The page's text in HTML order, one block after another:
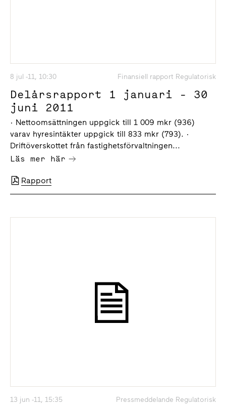
8 jul -11, 10:30 Finansiell rapport Regulatorisk
Delårsrapport 1 januari - 30
juni 2011
· Nettoomsättningen uppgick till 1 009 mkr (936)
varav hyresintäkter uppgick till 833 mkr (793). ·
Driftöverskottet från fastighetsförvaltningen...
Läs mer här
Rapport
13 jun -11, 15:35 Pressmeddelande Regulatorisk